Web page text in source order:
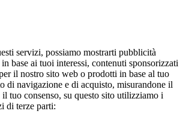
servizi, possiamo mostrarti pubblicità
base ai tuoi interessi, contenuti sponsorizzati
il nostro sito web o prodotti in base al tuo
di navigazione e di acquisto, misurandone il
il tuo consenso, su questo sito utilizziamo i
di terze parti: